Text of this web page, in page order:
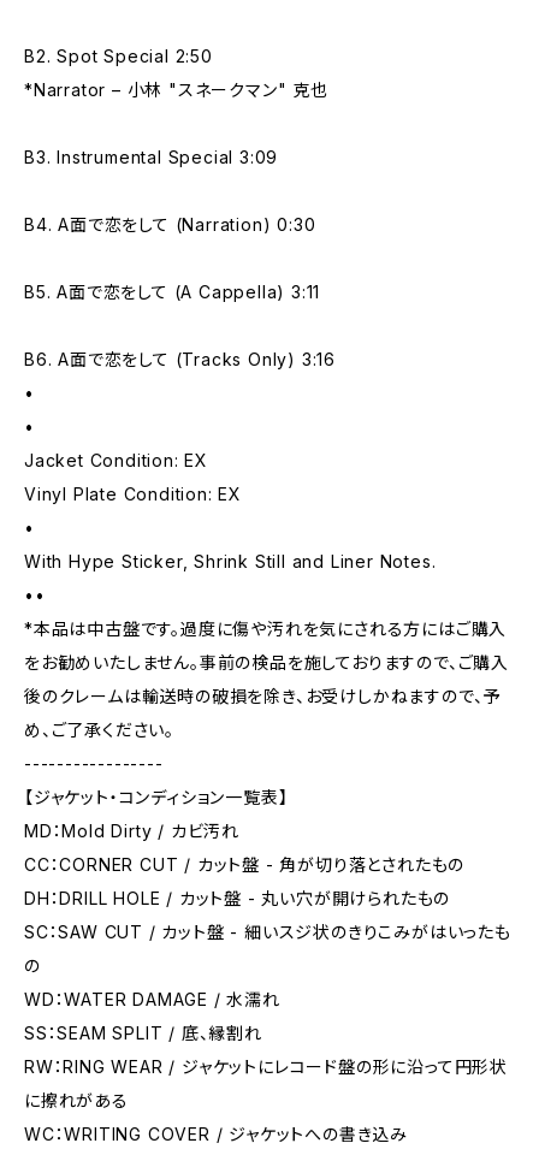
B2. Spot Special 2:50
*Narrator – 小林 "スネークマン" 克也
B3. Instrumental Special 3:09
B4. A面で恋をして (Narration) 0:30
B5. A面で恋をして (A Cappella) 3:11
B6. A面で恋をして (Tracks Only) 3:16
•
•
Jacket Condition: EX
Vinyl Plate Condition: EX
•
With Hype Sticker, Shrink Still and Liner Notes.
••
*本品は中古盤です。過度に傷や汚れを気にされる方にはご購入
をお勧めいたしません。事前の検品を施しておりますので、ご購入
後のクレームは輸送時の破損を除き、お受けしかねますので、予
め、ご了承ください。
-----------------
【ジャケット・コンディション一覧表】
MD：Mold Dirty / カビ汚れ
CC：CORNER CUT / カット盤 - 角が切り落とされたもの
DH：DRILL HOLE / カット盤 - 丸い穴が開けられたもの
SC：SAW CUT / カット盤 - 細いスジ状のきりこみがはいったも
の
WD：WATER DAMAGE / 水濡れ
SS：SEAM SPLIT / 底、縁割れ
RW：RING WEAR / ジャケットにレコード盤の形に沿って円形状
に擦れがある
WC：WRITING COVER / ジャケットへの書き込み